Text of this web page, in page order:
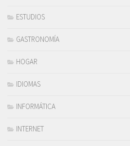
ESTUDIOS
GASTRONOMÍA
HOGAR
IDIOMAS
INFORMÁTICA
INTERNET